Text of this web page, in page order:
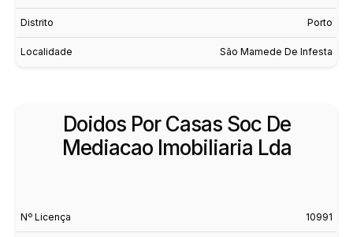
Distrito Porto
Localidade São Mamede De Infesta
Doidos Por Casas Soc De
Mediacao Imobiliaria Lda
Nº Licença 10991